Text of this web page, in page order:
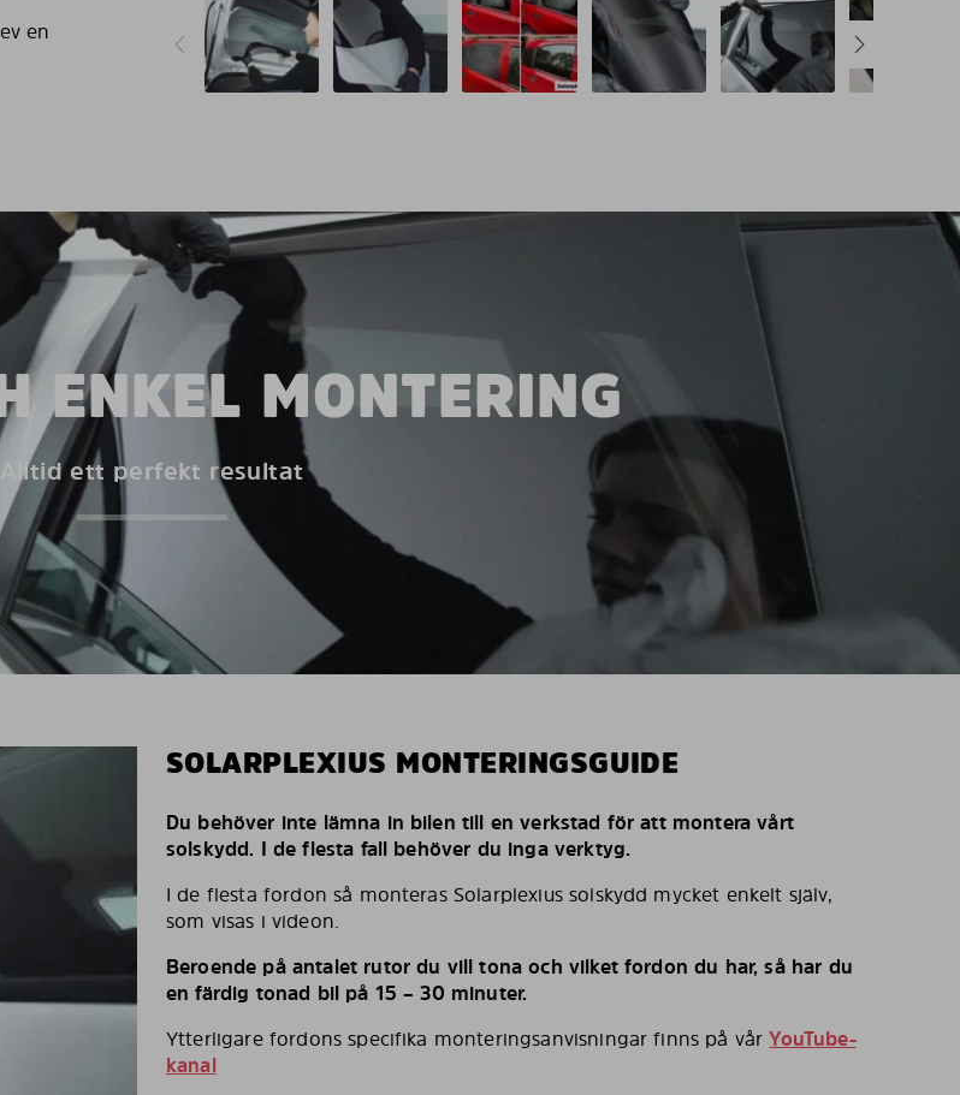
en
ENKEL MONTERING
Alltid ett perfekt resultat
SOLARPLEXIUS MONTERINGSGUIDE
Du behöver inte lämna in bilen till en verkstad för att montera vårt
solskydd. I de flesta fall behöver du inga verktyg.
I de flesta fordon så monteras Solarplexius solskydd mycket enkelt själv,
som visas i videon.
Beroende på antalet rutor du vill tona och vilket fordon du har, så har du
en färdig tonad bil på 15 – 30 minuter.
Ytterligare fordons specifika monteringsanvisningar finns på vårYouTube-
kanal